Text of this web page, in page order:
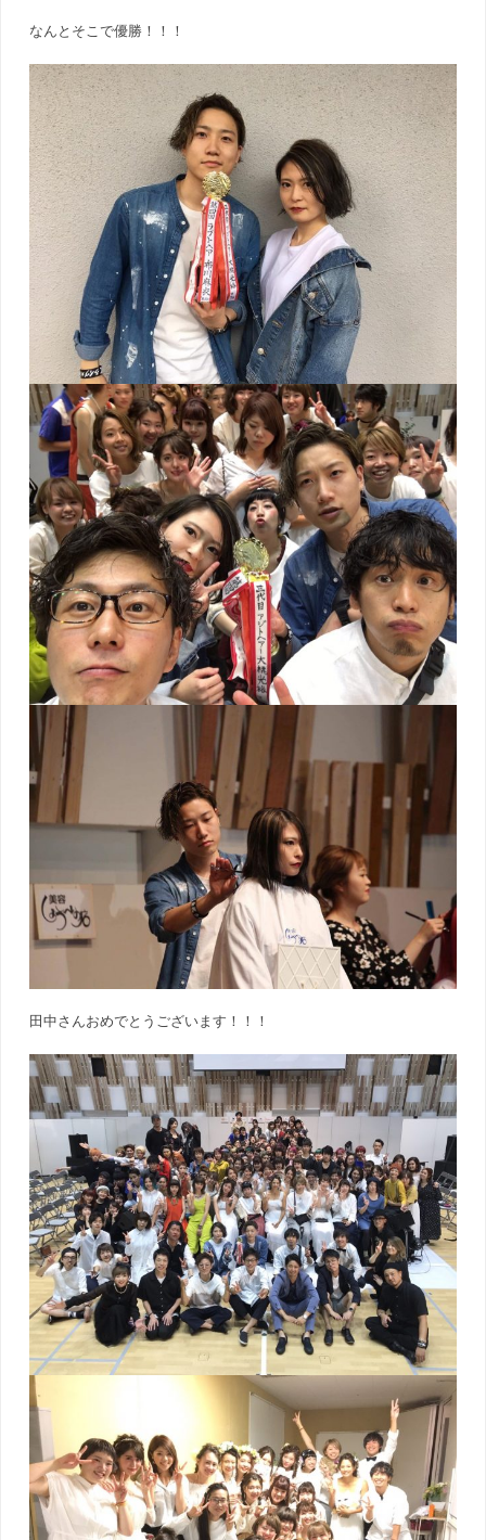
なんとそこで優勝！！！
田中さんおめでとうございます！！！